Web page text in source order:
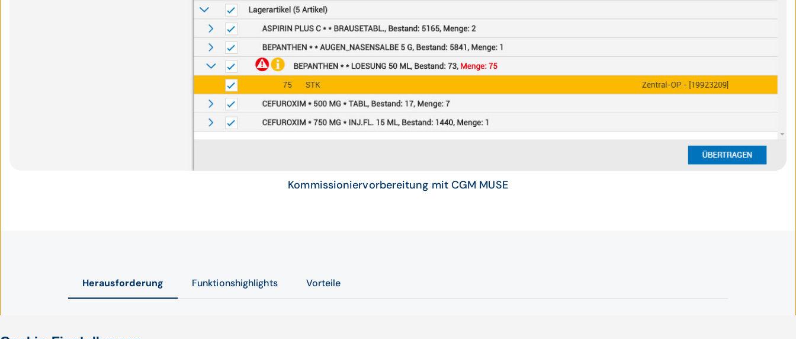
Kommissioniervorbereitung mit CGM MUSE
Herausforderung Funktionshighlights Vorteile